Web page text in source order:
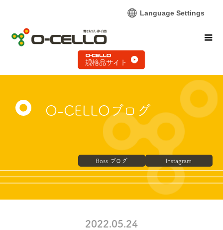
O-CELLOブログ
Boss ブログ Instagram
2022.05.24
Language Settings